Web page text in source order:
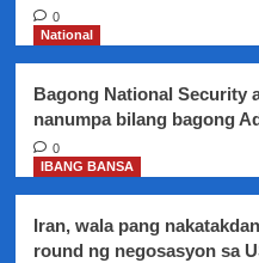
0
National
Bagong National Security
nanumpa bilang bagong
0
IBANG BANSA
Iran, wala pang
round ng negosasyon sa